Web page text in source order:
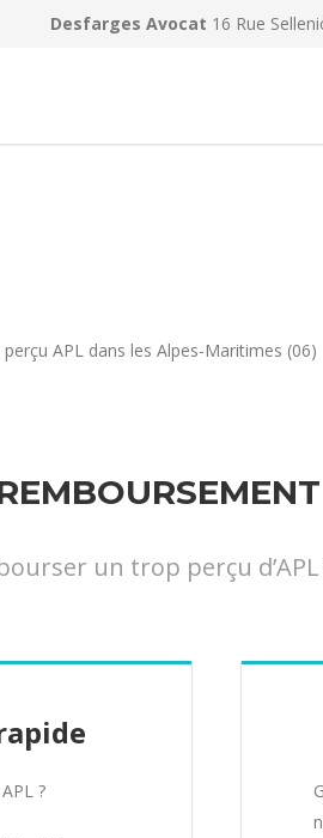
Desfarges Avocat 16 Rue
APL dans les Alpes-Maritimes (06)
un trop perçu
?